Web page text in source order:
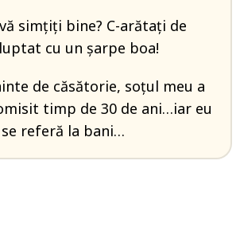
simțiți bine? C-arătați de
cu un șarpe boa!
de căsătorie, soțul meu a
timp de 30 de ani…iar eu
referă la bani…